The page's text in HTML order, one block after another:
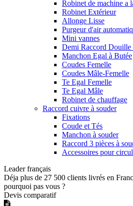
Robinet de machine a
Robinet Extérieur
Allonge Lisse
Purgeur d'air
Mini vannes
Demi Raccord Douille
Manchon Egal à Butée
Coudes Femelle
Coudes Mâle-Femelle
Te Egal Femelle
Te Egal Mâle
Robinet de chauffage
Raccord cuivre à souder
Fixations
Coude et Tés
Manchon à souder
Raccord 3 pièces à
Accessoires pour
Leader français
Déja plus de 27 500 clients livrés en
pourquoi pas vous ?
Devis comparatif